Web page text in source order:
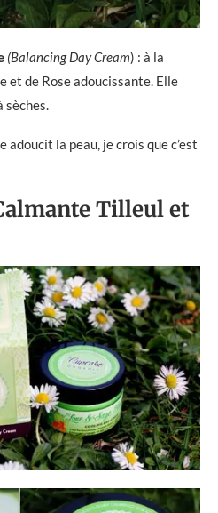
(Balancing Day Cream) : à la
et de Rose adoucissante. Elle
sèches.
adoucit la peau, je crois que c’est
Tilleul et